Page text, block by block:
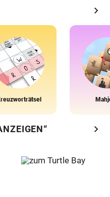
chevron_right
chevron_right